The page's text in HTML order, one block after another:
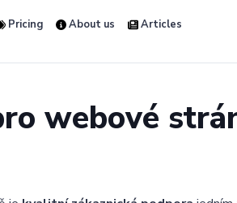
Pricing About us Articles
webové